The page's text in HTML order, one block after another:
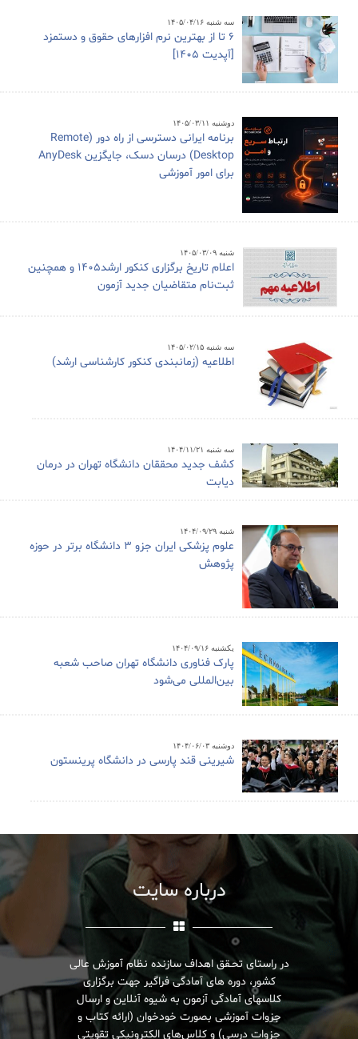
سه شنبه ۱۴۰۵/۰۴/۱۶
6 تا از بهترین نرم افزارهای حقوق و دستمزد
[آپدیت 1405]
دوشنبه ۱۴۰۵/۰۳/۱۱
برنامه ایرانی دسترسی از راه دور (Remote
Desktop) درسان دسک، جایگزین AnyDesk
برای امور آموزشی
شنبه ۱۴۰۵/۰۳/۰۹
اعلام تاریخ برگزاری کنکور ارشد1405 و همچنین
ثبت‌نام متقاضیان جدید آزمون
سه شنبه ۱۴۰۵/۰۲/۱۵
اطلاعیه (زمانبندی کنکور کارشناسی ارشد)
سه شنبه ۱۴۰۴/۱۱/۲۱
کشف جدید محققان دانشگاه تهران در درمان
دیابت
شنبه ۱۴۰۴/۰۹/۲۹
علوم پزشکی ایران جزو ۳ دانشگاه برتر در حوزه
پژوهش
یکشنبه ۱۴۰۴/۰۹/۱۶
پارک فناوری دانشگاه تهران صاحب شعبه
بین‌المللی می‌شود
دوشنبه ۱۴۰۴/۰۶/۰۳
شیرینی قند پارسی در دانشگاه پرینستون
درباره سایت
در راستای تحـقق اهداف سازنده نظام آموزش عالی
کشور، دوره های آمادگی فراگیر جهت برگزاری
کلاسهای آمادگی آزمون به شیوه آنلاین و ارسال
جزوات آموزشی بصورت خودخوان (ارائه کتاب و
جزوات درسی) و کلاس‌های الکترونیکی تقویتی